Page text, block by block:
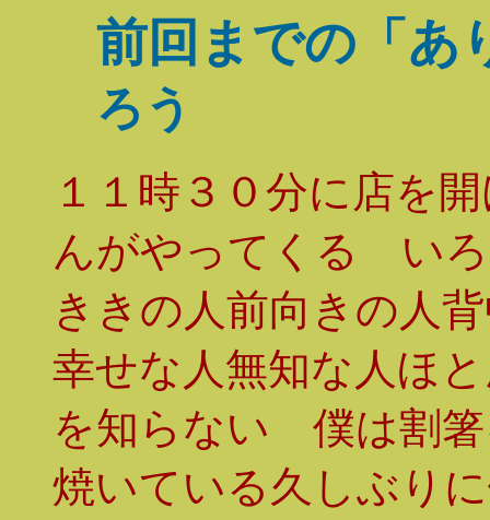
前回までの「
ろう
１１時３０分に店を
んがやってくる い
ききの人前向きの人
幸せな人無知な人ほ
を知らない 僕は割箸
焼いている久しぶり